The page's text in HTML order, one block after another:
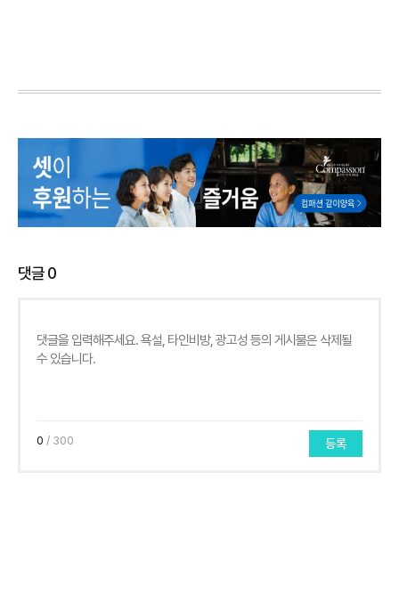
댓글0
0 / 300 등록